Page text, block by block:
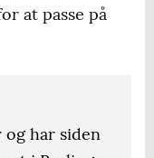
at passe på
og har siden